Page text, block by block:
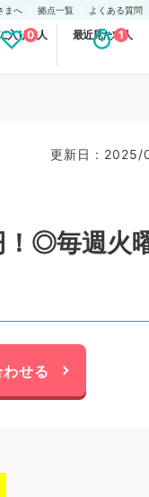
まへ 拠点一覧 よくある質問
入り求人
0 最近見た求人
1
更新日 : 2025/
◎毎週火
せる